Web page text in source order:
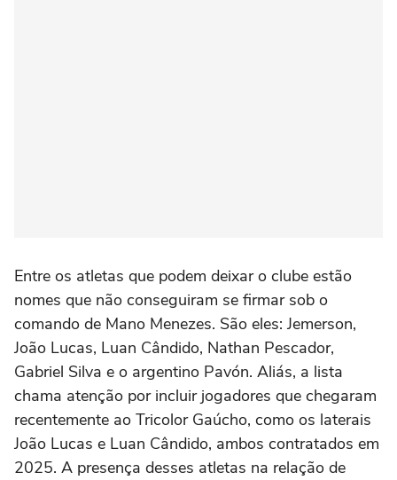
Entre os atletas que podem deixar o clube estão
nomes que não conseguiram se firmar sob o
comando de Mano Menezes. São eles: Jemerson,
João Lucas, Luan Cândido, Nathan Pescador,
Gabriel Silva e o argentino Pavón. Aliás, a lista
chama atenção por incluir jogadores que chegaram
recentemente ao Tricolor Gaúcho, como os laterais
João Lucas e Luan Cândido, ambos contratados em
2025. A presença desses atletas na relação de